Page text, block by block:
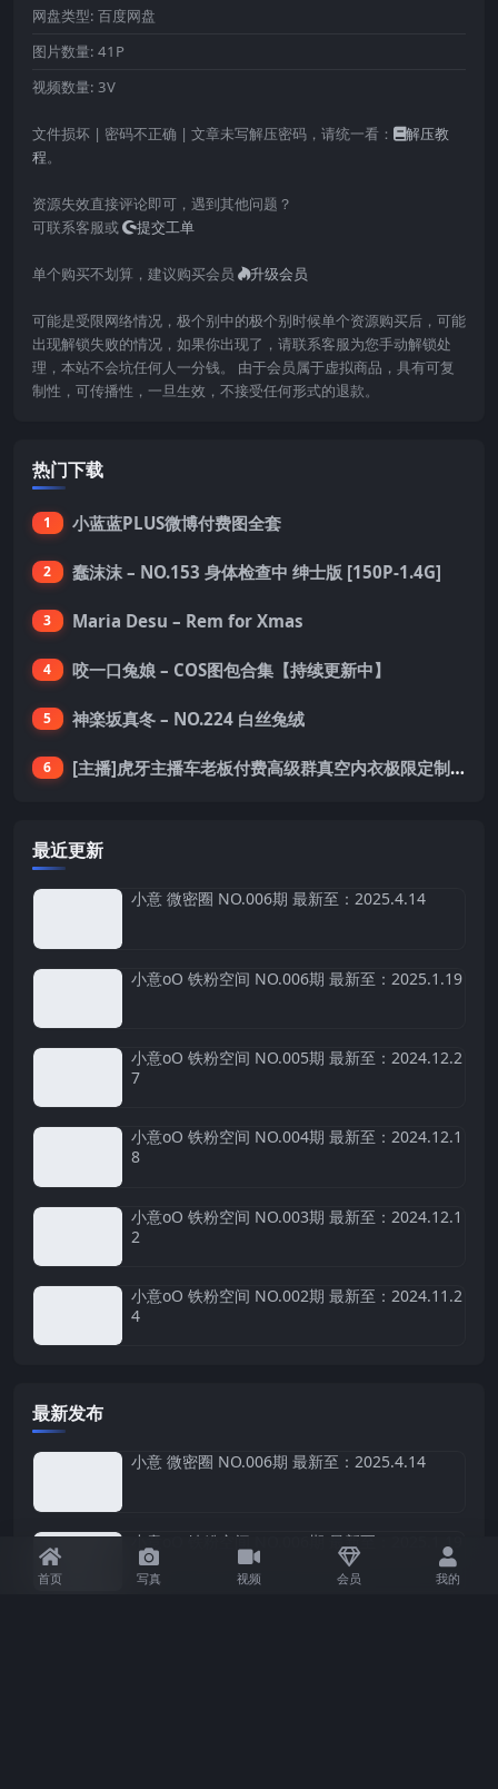
网盘类型: 百度网盘
图片数量: 41P
视频数量: 3V
文件损坏 | 密码不正确 | 文章未写解压密码，请统一看：
解压教
程。
资源失效直接评论即可，遇到其他问题？
可联系客服或
提交工单
单个购买不划算，建议购买会员 升级会员
可能是受限网络情况，极个别中的极个别时候单个资源购买后，可能
出现解锁失败的情况，如果你出现了，请联系客服为您手动解锁处
理，本站不会坑任何人一分钱。 由于会员属于虚拟商品，具有可复
制性，可传播性，一旦生效，不接受任何形式的退款。
热门下载
1 小蓝蓝PLUS微博付费图全套
2 蠢沫沫 – NO.153 身体检查中 绅士版 [150P-1.4G]
3 Maria Desu – Rem for Xmas
4 咬一口兔娘 – COS图包合集【持续更新中】
5 神楽坂真冬 – NO.224 白丝兔绒
6 [主播]虎牙主播车老板付费高级群真空内衣极限定制8分19
最近更新
小意 微密圈 NO.006期 最新至：2025.4.14
小意oO 铁粉空间 NO.006期 最新至：2025.1.19
小意oO 铁粉空间 NO.005期 最新至：2024.12.2
7
小意oO 铁粉空间 NO.004期 最新至：2024.12.1
8
小意oO 铁粉空间 NO.003期 最新至：2024.12.1
2
小意oO 铁粉空间 NO.002期 最新至：2024.11.2
4
最新发布
小意 微密圈 NO.006期 最新至：2025.4.14
小意oO 铁粉空间 NO.006期 最新至：2025.1.19
首页 写真 视频 会员 我的